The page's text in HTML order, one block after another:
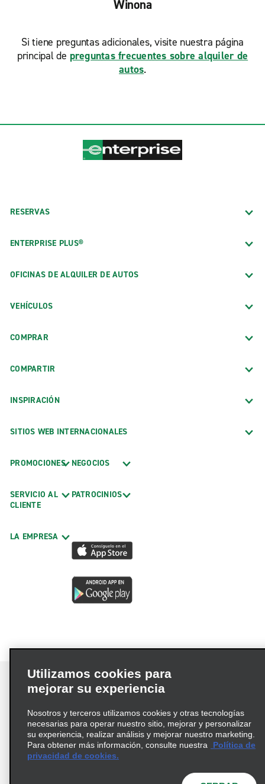
Winona
Si tiene preguntas adicionales, visite nuestra página
principal de preguntas frecuentes sobre alquiler de
autos.
RESERVAS
ENTERPRISE PLUS®
OFICINAS DE ALQUILER DE AUTOS
VEHÍCULOS
COMPRAR
COMPARTIR
INSPIRACIÓN
SITIOS WEB INTERNACIONALES
PROMOCIONES
SERVICIO AL
CLIENTE
LA EMPRESA
NEGOCIOS
PATROCINIOS
Términos de uso
Política de privacidad
Política de cookies
Información de Salud del Consumidor
Utilizamos cookies para
mejorar su experiencia
Nosotros y terceros utilizamos cookies y otras tecnologías
necesarias para operar nuestro sitio, mejorar y personalizar
su experiencia, realizar análisis y mejorar nuestro marketing.
Para obtener más información, consulte nuestra
Política de
privacidad de cookies.